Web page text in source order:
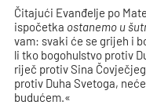
Čitajući Evanđelje po
ispočetka ostanemo u
vam: svaki će se grijeh i
li tko bogohulstvo protiv
riječ protiv Sina
protiv Duha Svetoga,
budućem.«